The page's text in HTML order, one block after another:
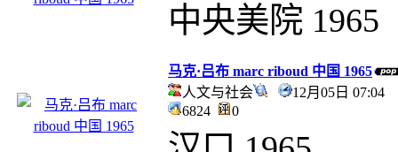
中央美院 1965
马克·吕布 marc riboud 中国 1965
人文与社会
12月05日 07:04
6824
0